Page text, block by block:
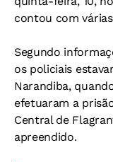
contou com
Segundo
os policiais
Narandiba,
efetuaram a
Central de
apreendido.